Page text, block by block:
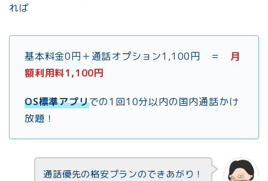
れば
基本料金0円＋通話オプション1,100円 ＝ 月
額利用料1,100円
OS標準アプリでの1回10分以内の国内通話かけ
放題！
通話優先の格安プランのできあがり！